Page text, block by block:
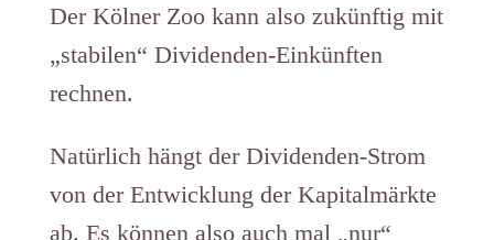
Der Kölner Zoo kann also zukünftig mit
„stabilen“ Dividenden-Einkünften
rechnen.
Natürlich hängt der Dividenden-Strom
von der Entwicklung der Kapitalmärkte
ab. Es können also auch mal „nur“